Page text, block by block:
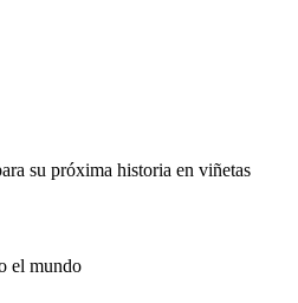
su próxima historia en viñetas
el mundo